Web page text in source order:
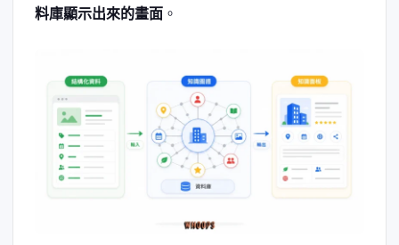
料庫顯示出來的畫面 。